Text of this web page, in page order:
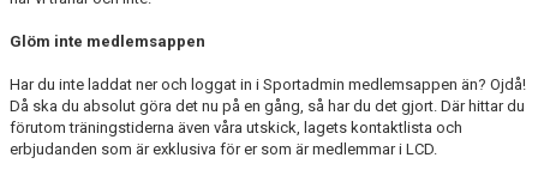
Glöm inte medlemsappen
Har du inte laddat ner och loggat in i Sportadmin medlemsappen än? Ojdå!
Då ska du absolut göra det nu på en gång, så har du det gjort. Där hittar du
förutom träningstiderna även våra utskick, lagets kontaktlista och
erbjudanden som är exklusiva för er som är medlemmar i LCD.